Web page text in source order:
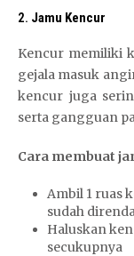
2. Jamu Kencur
Kencur memiliki
gejala masuk
kencur juga
serta gangguan
Cara membuat
Ambil 1 ruas
sudah
Haluskan
secukupnya